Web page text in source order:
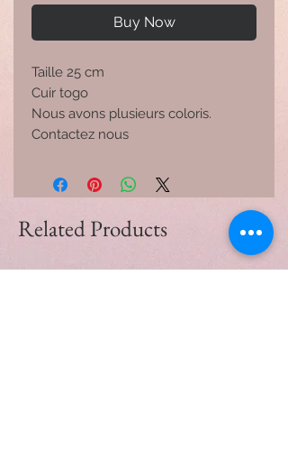
Buy Now
Taille 25 cm
Cuir togo
Nous avons plusieurs coloris.
Contactez nous
Related Products